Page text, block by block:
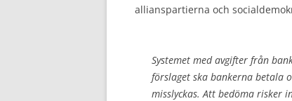
allianspartierna och
Systemet med avgifter från
förslaget ska bankerna betala
misslyckas. Att bedöma risker